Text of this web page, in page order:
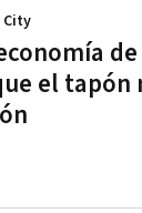
el
City